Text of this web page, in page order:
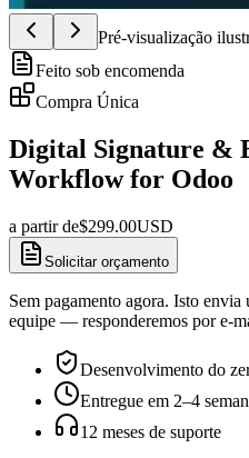
Pré-visualização
Feito sob encomenda
Compra Única
Digital Signature &
Workflow for Odoo
a partir de$299.00USD
Solicitar orçamento
Sem pagamento agora. Isto
equipe — responderemos por e-
Desenvolvimento do
Entregue em 2–4
12 meses de suporte